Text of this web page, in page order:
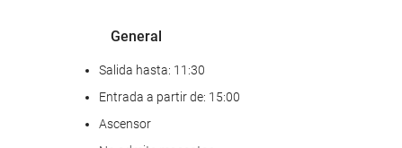
General
Salida hasta: 11:30
Entrada a partir de: 15:00
Ascensor